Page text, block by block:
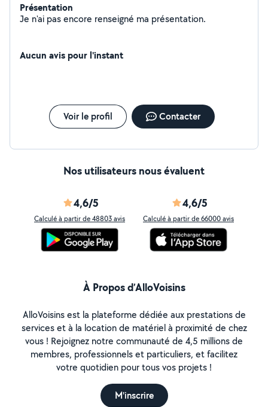
Présentation
Je n'ai pas encore renseigné ma présentation.
Aucun avis pour l'instant
Voir le profil Contacter
Nos utilisateurs nous évaluent
4,6/5
Calculé à partir de 48803 avis
4,6/5
Calculé à partir de 66000 avis
À Propos d’AlloVoisins
AlloVoisins est la plateforme dédiée aux prestations de
services et à la location de matériel à proximité de chez
vous ! Rejoignez notre communauté de 4,5 millions de
membres, professionnels et particuliers, et facilitez
votre quotidien pour tous vos projets !
M'inscrire